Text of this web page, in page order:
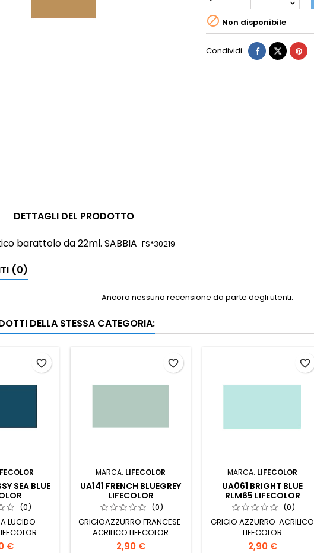
 Non disponibile
Condividi
DETTAGLI DEL PRODOTTO
barattolo da 22ml. SABBIA FS*30219
(0)
Ancora nessuna recensione da parte degli utenti.
DELLA STESSA CATEGORIA:
SEA BLUE
(0)
LUCIDO
€
favorite_border
MARCA: LIFECOLOR
UA141 FRENCH BLUEGREY
LIFECOLOR
(0)
GRIGIOAZZURRO FRANCESE
ACRILICO LIFECOLOR
2,90 €
favorite_border
MARCA: LIFECOLOR
UA061 BRIGHT BLUE
RLM65 LIFECOLOR
(0)
GRIGIO AZZURRO ACRILICO
LIFECOLOR
2,90 €
favorite_border